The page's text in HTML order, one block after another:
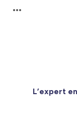
more_horiz
L’expert